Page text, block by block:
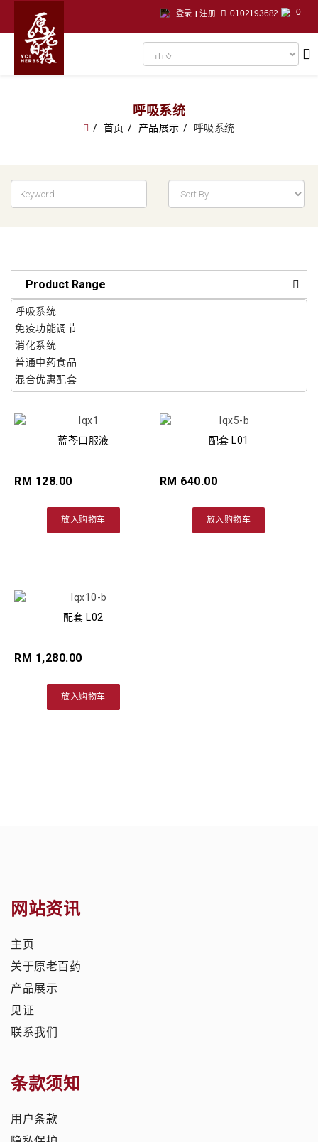
登录 | 注册 0
0102193682
呼吸系统
首页 产品展示 呼吸系统
Product Range
呼吸系统
免疫功能调节
消化系统
普通中药食品
混合优惠配套
蓝芩口服液
RM 128.00
放入购物车
配套 L01
RM 640.00
放入购物车
配套 L02
RM 1,280.00
放入购物车
网站资讯
主页
关于原老百药
产品展示
见证
联系我们
条款须知
用户条款